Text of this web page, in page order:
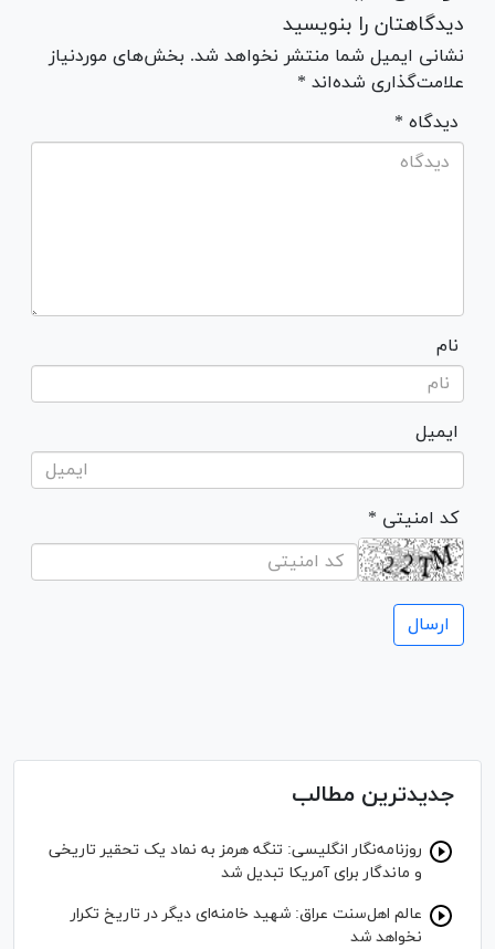
دیدگاهتان را بنویسید
نشانی ایمیل شما منتشر نخواهد شد. بخش‌های موردنیاز
علامت‌گذاری شده‌اند *
* دیدگاه
نام
ایمیل
* کد امنیتی
جدیدترین مطالب
روزنامه‌نگار انگلیسی: تنگه هرمز به نماد یک تحقیر تاریخی
و ماندگار برای آمریکا تبدیل شد
عالم اهل‌سنت عراق: شهید خامنه‌ای دیگر در تاریخ تکرار
نخواهد شد